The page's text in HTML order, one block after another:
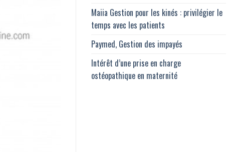
Maiia Gestion pour les kinés : privilégier le
temps avec les patients
Paymed, Gestion des impayés
Intérêt d’une prise en charge
ostéopathique en maternité